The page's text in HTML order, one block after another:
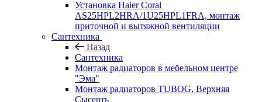
Установка Haier Coral
AS25HPL2HRA/1U25HPL1FRA, монтаж
приточной и вытяжной вентиляции
Сантехника
Назад
Сантехника
Монтаж радиаторов в мебельном центре
"Эма"
Монтаж радиаторов TUBOG, Верхняя
Сысерть